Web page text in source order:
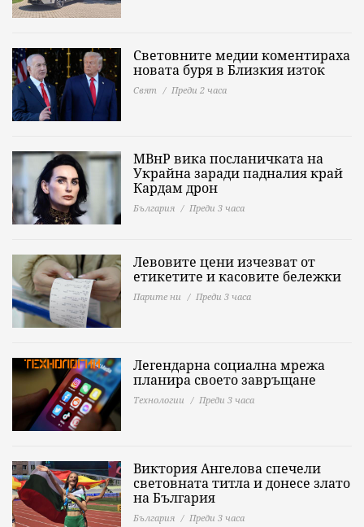
Световните медии коментираха
новата буря в Близкия изток
Свят Преди 2 часа
МВнР вика посланичката на
Украйна заради падналия край
Кардам дрон
България Преди 3 часа
Левовите цени изчезват от
етикетите и касовите бележки
Парите ни Преди 3 часа
Легендарна социална мрежа
планира своето завръщане
Технологии Преди 3 часа
Виктория Ангелова спечели
световната титла и донесе злато
на България
България Преди 3 часа